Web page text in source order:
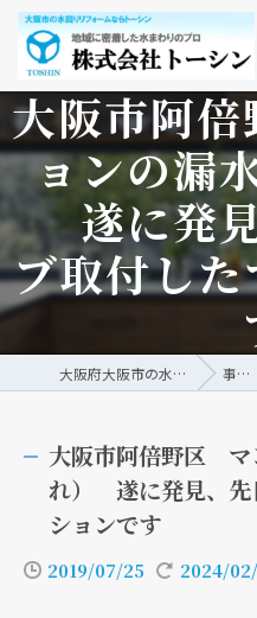
大阪市阿
ョンの漏
遂に発見
ブ取付し
大阪府大阪市の水回りリフォームなら株式会社トーシン 事例/ブログ
大阪市阿倍野区 マ
れ） 遂に発見、先
ションです
2019/07/25 2024/